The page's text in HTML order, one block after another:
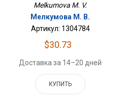
Melkumova M. V.
Мелкумова М. В.
Артикул: 1304784
$30.73
Доставка за 14–20 дней
КУПИТЬ